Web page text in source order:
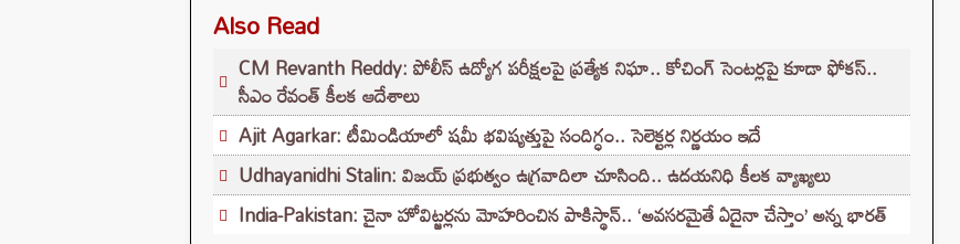
Also Read
CM Revanth Reddy: పోలీస్ ఉద్యోగ పరీక్షలపై ప్రత్యేక నిఘా.. కోచింగ్ సెంటర్లపై కూడా ఫోకస్..
సీఎం రేవంత్ కీలక ఆదేశాలు
Ajit Agarkar: టీమిండియాలో షమీ భవిష్యత్తుపై సందిగ్ధం.. సెలెక్టర్ల నిర్ణయం ఇదే
Udhayanidhi Stalin: విజయ్ ప్రభుత్వం ఉగ్రవాదిలా చూసింది.. ఉదయనిధి కీలక వ్యాఖ్యలు
India-Pakistan: చైనా హోవిట్జర్లను మోహరించిన పాకిస్థాన్.. ‘అవసరమైతే ఏదైనా చేస్తాం’ అన్న భారత్